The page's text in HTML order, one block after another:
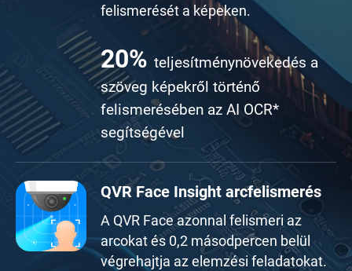
felismerését a képeken.
20% teljesítménynövekedés a
szöveg képekről történő
felismerésében az AI OCR*
segítségével
QVR Face Insight arcfelismerés
A QVR Face azonnal felismeri az
arcokat és 0,2 másodpercen belül
végrehajtja az elemzési feladatokat.